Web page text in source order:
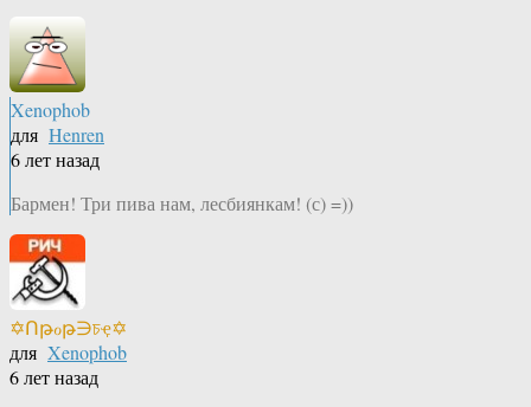
Xenophob
для Henren
6 лет назад
Бармен! Три пива нам, лесбиянкам! (с) =))
✡Ոթℴթ∋চҿ✡
для Xenophob
6 лет назад